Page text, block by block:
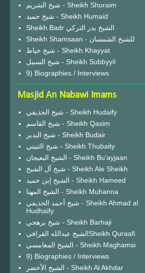
شيخ الشريم - Sheikh Shuraim
شيخ حميد - Sheikh Humaid
Sheikh Badr الشيخ بدر التركي
Sheikh Shamsaan - للشيخ الشمسان
شيخ خياط - Sheikh Khayyat
شيخ السبيل - Sheikh Subbyyil
9) Biographies / Interviews
Masjid An Nabawi Imams
شيخ الحذيفي - Sheikh Hudaify
شيخ القاسم - Sheikh Qasim
شيخ البدير - Sheikh Budair
شيخ الثبيتي - Sheikh Thubaity
الشيخ البعيجان - Sheikh Bu'ayjaan
شيخ آل الشيخ - Sheikh Ale Sheikh
الشيخ إبن حميد - Sheikh Hameed
الشيخ المهنا - Sheikh Muhanna
شيخ أحمد الحذيفي - Sheikh Ahmad al
Hudhaify
شيخ برهجي - Sheikh Barhaji
الشيخ عبدالله القرافيSheikh Quraafi
الشيخ المغامسي - Sheikh Maghamsi
9) Biographies / Interviews
الشيخ الأخضر - Sheikh Al Akhdar